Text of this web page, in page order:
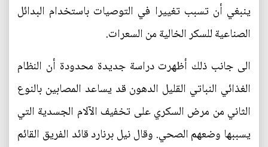
ينبغي أن تسبب تغييرا في التوصيات باستخدام البدائل
الصناعية للسكر الخالية من السعرات.
الى جانب ذلك أظهرت دراسة جديدة محدودة أن النظام
الغذائي النباتي القليل الدهون قد يساعد المصابين بالنوع
الثاني من مرض السكري على تخفيف الآلام الجسدية التي
يسببها وضعهم الصحي. وقال نيل برنارد قائد الفريق القائم